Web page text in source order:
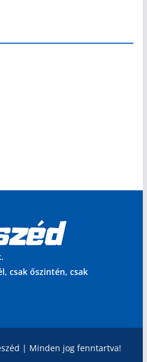
csak őszintén, csak
| Minden jog fenntartva!